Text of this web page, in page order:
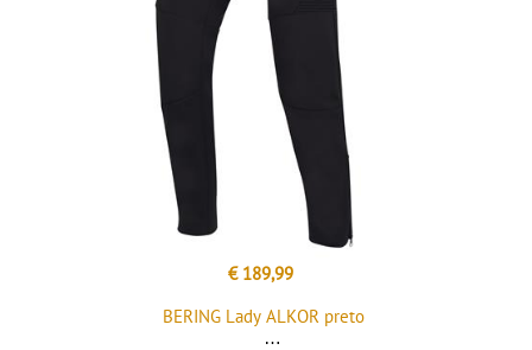
€ 189,99
BERING Lady ALKOR preto